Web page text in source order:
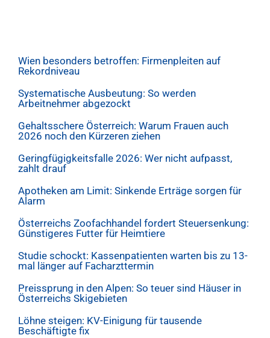
Wien besonders betroffen: Firmenpleiten auf
Rekordniveau
Systematische Ausbeutung: So werden
Arbeitnehmer abgezockt
Gehaltsschere Österreich: Warum Frauen auch
2026 noch den Kürzeren ziehen
Geringfügigkeitsfalle 2026: Wer nicht aufpasst,
zahlt drauf
Apotheken am Limit: Sinkende Erträge sorgen für
Alarm
Österreichs Zoofachhandel fordert Steuersenkung:
Günstigeres Futter für Heimtiere
Studie schockt: Kassenpatienten warten bis zu 13-
mal länger auf Facharzttermin
Preissprung in den Alpen: So teuer sind Häuser in
Österreichs Skigebieten
Löhne steigen: KV-Einigung für tausende
Beschäftigte fix